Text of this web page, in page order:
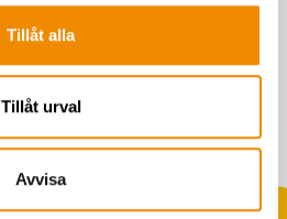
Tillåt alla
Tillåt urval
Avvisa